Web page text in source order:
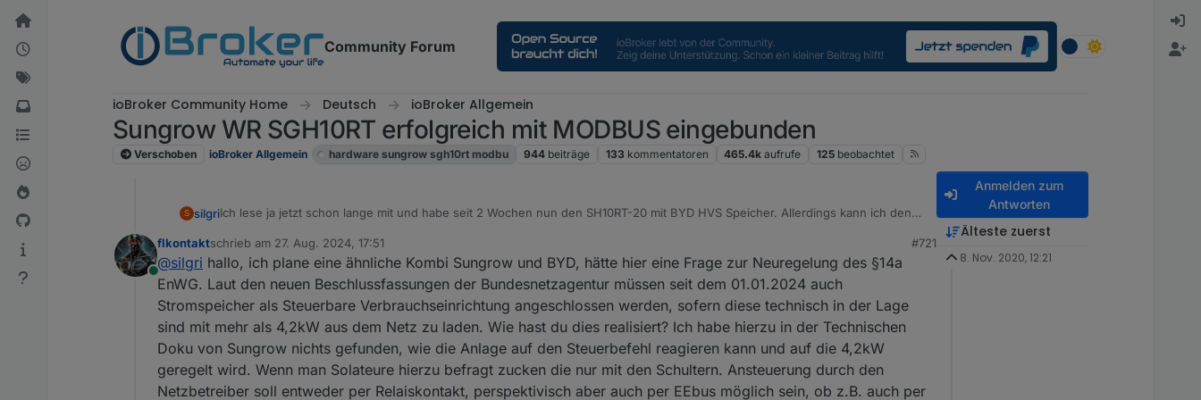
Weiter zum Inhalt
Community Forum
ioBroker Community Home Deutsch ioBroker Allgemein
Sungrow WR SGH10RT erfolgreich mit MODBUS eingebunden
Verschoben ioBroker Allgemein hardware sungrow sgh10rt modbu 944 beiträge 133 kommentatoren 465.4k aufrufe 125 beobachtet
S silgriIch lese ja jetzt schon lange mit und habe seit 2 Wochen nun den SH10RT-20 mit BYD HVS Speicher. Allerdings kann ich den
versucht, klappt irgendwie nicht.
Also habe ich mir ein Blockly gebaut, welches die Steuerung übernimmt.
EMS Zwangsmodus (externe Steuerung) und Auslesen des Netzbezugs bzw. der Einspeisung über den ISKRA-Zähler des
Netzbetreibers
Das funktioniert wunderbar, und auch sehr schnell (SH reagiert unter 1 Sekunde auf Änderungen). Blockly kann ich gerne zur
Verfügung stellen.
Nun meine etwas OT Frage:
Was passiert bei Netzausfall. Steuert der SH10RT alles selber über den Backupausgang, sämtliche Modbus-Einstellungen
müßten dann automatisch deaktiviert sein?
Online
flkontaktschrieb am 27. Aug. 2024, 17:51
zuletzt editiert von
#721
@silgri hallo, ich plane eine ähnliche Kombi Sungrow und BYD, hätte hier eine Frage zur Neuregelung des §14a
EnWG. Laut den neuen Beschlussfassungen der Bundesnetzagentur müssen seit dem 01.01.2024 auch
Stromspeicher als Steuerbare Verbrauchseinrichtung angeschlossen werden, sofern diese technisch in der Lage
sind mit mehr als 4,2kW aus dem Netz zu laden. Wie hast du dies realisiert? Ich habe hierzu in der Technischen
Doku von Sungrow nichts gefunden, wie die Anlage auf den Steuerbefehl reagieren kann und auf die 4,2kW
geregelt wird. Wenn man Solateure hierzu befragt zucken die nur mit den Schultern. Ansteuerung durch den
Netzbetreiber soll entweder per Relaiskontakt, perspektivisch aber auch per EEbus möglich sein, ob z.B. auch per
Anmelden zum
Antworten
Älteste zuerst
8. Nov. 2020, 12:21